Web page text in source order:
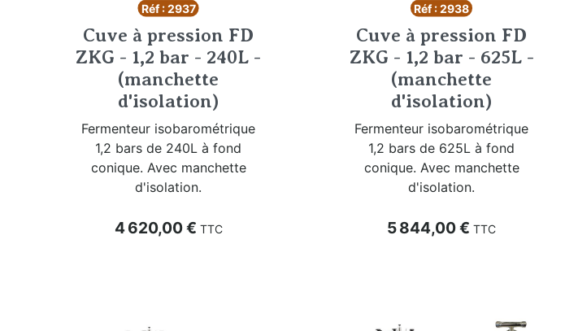
Réf : 2937
Cuve à pression FD
ZKG - 1,2 bar - 240L -
(manchette
d'isolation)
Fermenteur isobarométrique
1,2 bars de 240L à fond
conique. Avec manchette
d'isolation.
Prix
4 620,00 € TTC
Réf : 2938
Cuve à pression FD
ZKG - 1,2 bar - 625L -
(manchette
d'isolation)
Fermenteur isobarométrique
1,2 bars de 625L à fond
conique. Avec manchette
d'isolation.
Prix
5 844,00 € TTC